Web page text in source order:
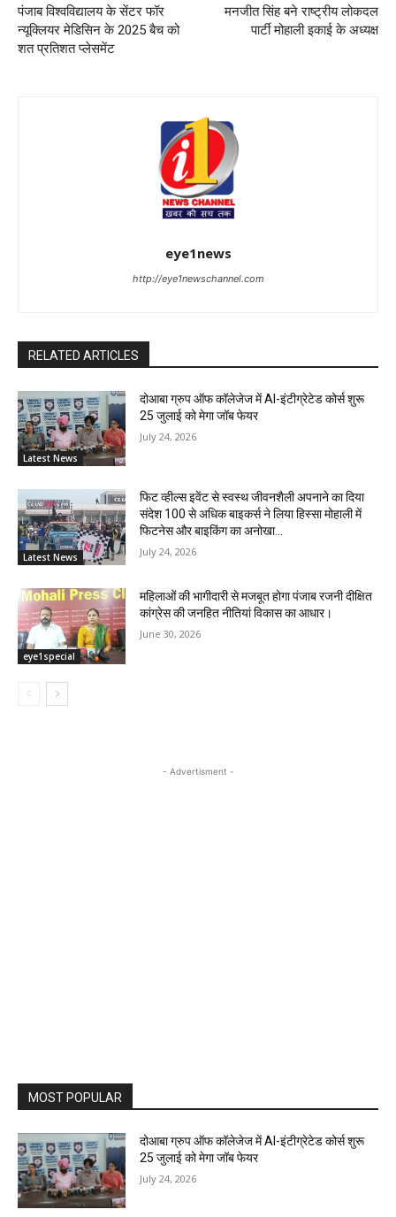
पंजाब विश्वविद्यालय के सेंटर फॉर
न्यूक्लियर मेडिसिन के 2025 बैच को
शत प्रतिशत प्लेसमेंट
मनजीत सिंह बने राष्ट्रीय लोकदल
पार्टी मोहाली इकाई के अध्यक्ष
eye1news
http://eye1newschannel.com
RELATED ARTICLES
Latest News
दोआबा ग्रुप ऑफ कॉलेजेज में AI-इंटीग्रेटेड कोर्स शुरू
25 जुलाई को मेगा जॉब फेयर
July 24, 2026
Latest News
फिट व्हील्स इवेंट से स्वस्थ जीवनशैली अपनाने का दिया
संदेश 100 से अधिक बाइकर्स ने लिया हिस्सा मोहाली में
फिटनेस और बाइकिंग का अनोखा...
July 24, 2026
eye1special
महिलाओं की भागीदारी से मजबूत होगा पंजाब रजनी दीक्षित
कांग्रेस की जनहित नीतियां विकास का आधार।
June 30, 2026
- Advertisment -
MOST POPULAR
दोआबा ग्रुप ऑफ कॉलेजेज में AI-इंटीग्रेटेड कोर्स शुरू
25 जुलाई को मेगा जॉब फेयर
July 24, 2026